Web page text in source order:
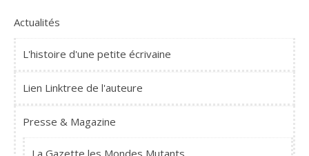
Actualités
L'histoire d'une petite écrivaine
Lien Linktree de l'auteure
Presse & Magazine